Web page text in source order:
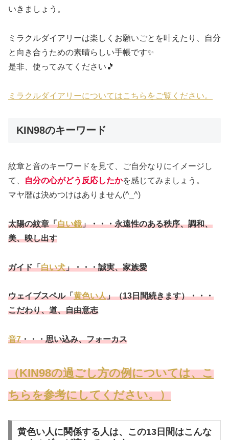
いきましょう。
ミラクルダイアリーは楽しくお願いごとを叶えたり、自分
と向き合うための素晴らしい手帳です✨
是非、使ってみてください🎵
ミラクルダイアリーについてはこちらをご覧ください。
KIN98のキーワード
紋章と音のキーワードを見て、ご自分なりにイメージし
て、
自分の心がどう反応したかを感じてみましょう。
マヤ暦は決めつけはありません(^_^)
太陽の紋章「白い鏡」・・・永遠性のある秩序、調和、
美、映し出す
ガイド「白い犬」・・・誠実、家族愛
ウェイブスペル「黄色い人」（13日間続きます）・・・
こだわり、道、自由意志
音7・・・思い込み、フォーカス
（KIN98の過ごし方の例については、こ
ちらを参考にしてください。）
黄色い人に関係する人は、この13日間はこんな